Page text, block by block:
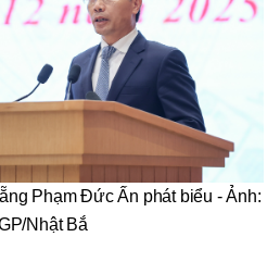
Phạm Đức Ấn phát biểu - Ảnh:
Nhật Bắ